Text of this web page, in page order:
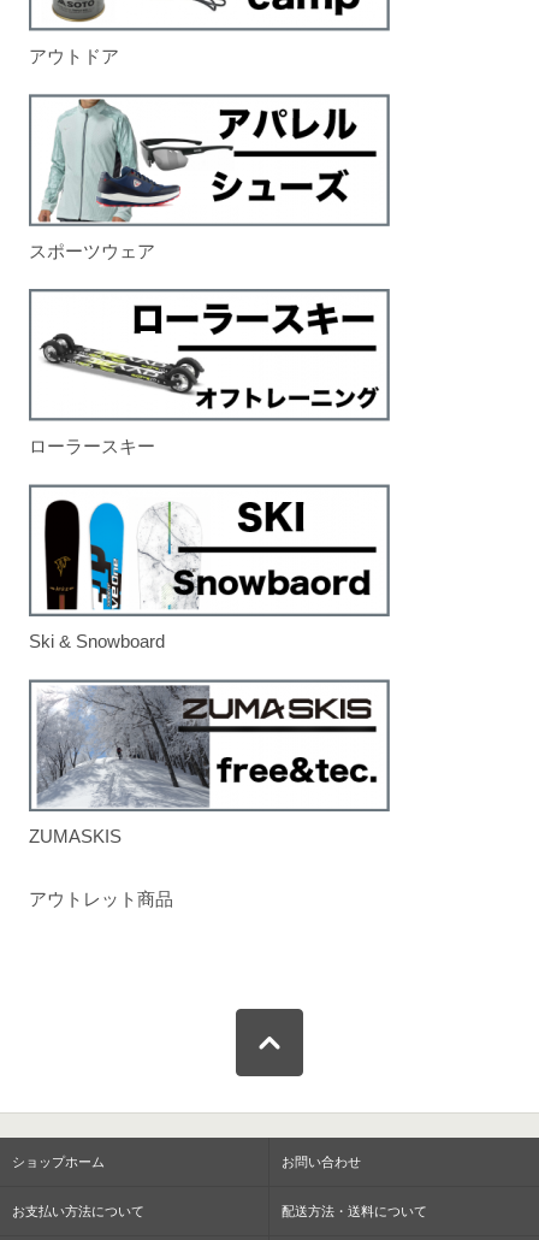
アウトドア
スポーツウェア
ローラースキー
Ski & Snowboard
ZUMASKIS
アウトレット商品
ショップホーム お問い合わせ
お支払い方法について 配送方法・送料について